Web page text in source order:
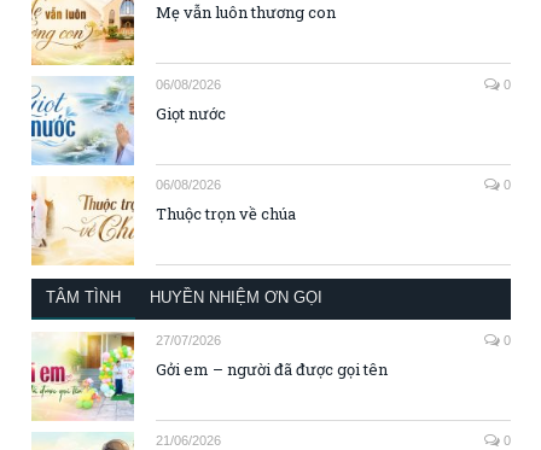
Mẹ vẫn luôn thương con
06/08/2026 0
Giọt nước
06/08/2026 0
Thuộc trọn về chúa
TÂM TÌNH HUYỀN NHIỆM ƠN GỌI
27/07/2026 0
Gởi em – người đã được gọi tên
21/06/2026 0